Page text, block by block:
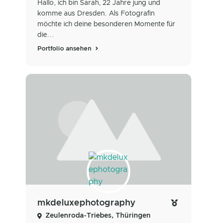
Hallo, ich bin Sarah, 22 Jahre jung und
komme aus Dresden. Als Fotografin
möchte ich deine besonderen Momente für
die...
Portfolio ansehen
mkdeluxephotography
Zeulenroda-Triebes, Thüringen